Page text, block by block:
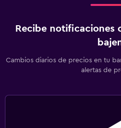
Recibe notificaciones
Cambios diarios de precios en tu
alertas de